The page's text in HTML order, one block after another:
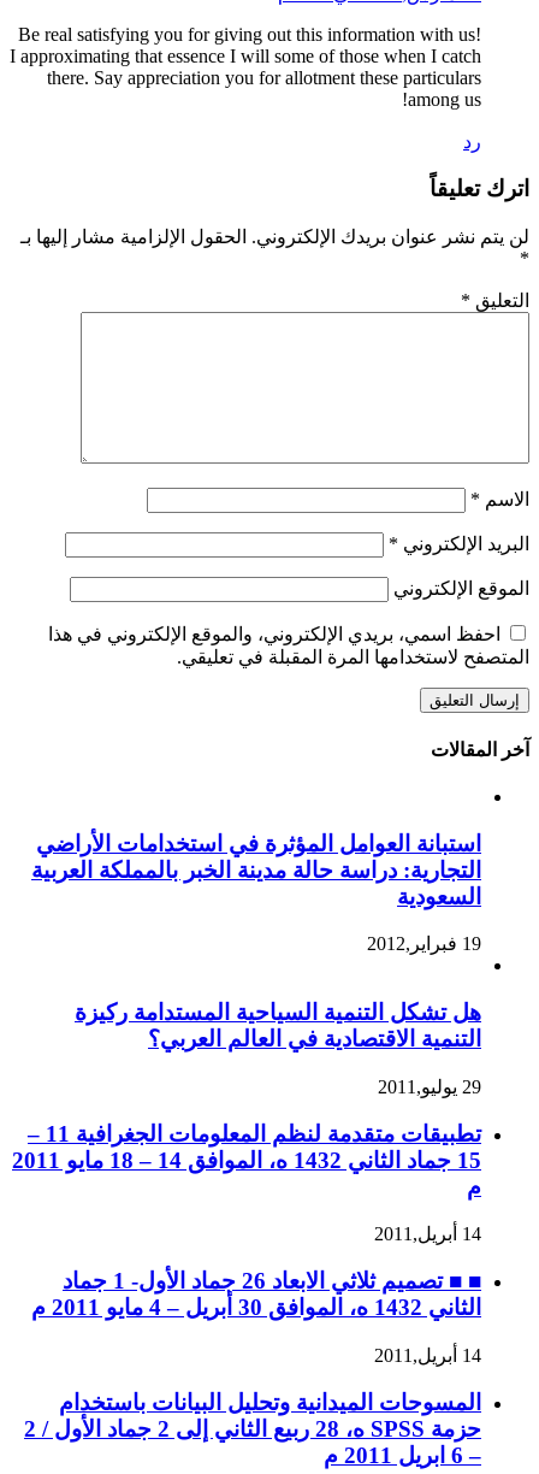
Be real satisfying you for giving out this information with us!
I approximating that essence I will some of those when I catch
there. Say appreciation you for allotment these particulars
among us!
رد
اترك تعليقاً
لن يتم نشر عنوان بريدك الإلكتروني. الحقول الإلزامية مشار إليها بـ
*
التعليق *
الاسم *
البريد الإلكتروني *
الموقع الإلكتروني
احفظ اسمي، بريدي الإلكتروني، والموقع الإلكتروني في هذا
المتصفح لاستخدامها المرة المقبلة في تعليقي.
آخر المقالات
استبانة العوامل المؤثرة في استخدامات الأراضي
التجارية: دراسة حالة مدينة الخبر بالمملكة العربية
السعودية
19 فبراير,2012
هل تشكل التنمية السياحية المستدامة ركيزة
التنمية الاقتصادية في العالم العربي؟
29 يوليو,2011
تطبيقات متقدمة لنظم المعلومات الجغرافية 11 –
15 جماد الثاني 1432 ه، الموافق 14 – 18 مايو 2011
م
14 أبريل,2011
■ ■ تصميم ثلاثي الابعاد 26 جماد الأول- 1 جماد
الثاني 1432 ه، الموافق 30 أبريل – 4 مايو 2011 م
14 أبريل,2011
المسوحات الميدانية وتحليل البيانات باستخدام
حزمة SPSS ه، 28 ربيع الثاني إلى 2 جماد الأول / 2
– 6 ابريل 2011 م